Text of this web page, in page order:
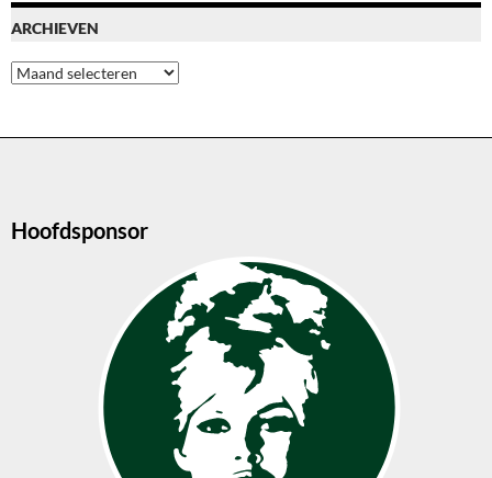
ARCHIEVEN
Archieven
Hoofdsponsor